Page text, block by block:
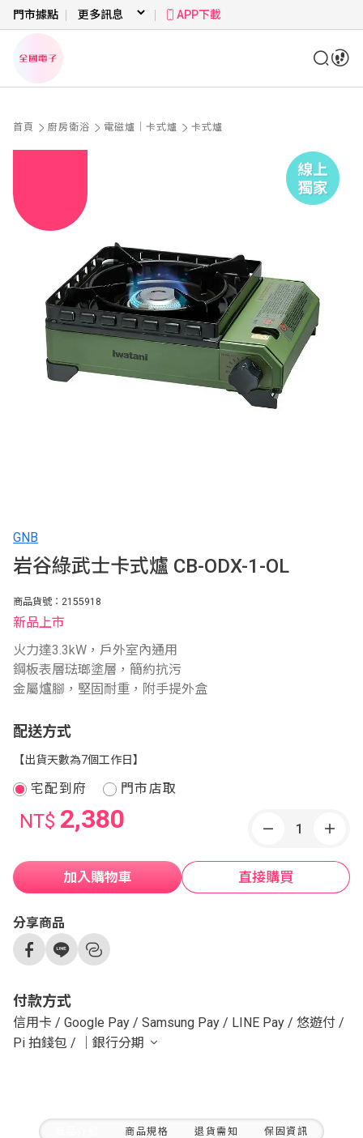
門市據點 APP下載
首頁 廚房衛浴 電磁爐｜卡式爐 卡式爐
GNB
岩谷綠武士卡式爐 CB-ODX-1-OL
商品貨號：2155918
新品上市
火力達3.3kW，戶外室內通用
鋼板表層琺瑯塗層，簡約抗污
金屬爐腳，堅固耐重，附手提外盒
配送方式
【出貨天數為7個工作日】
宅配到府 門市店取
NT$ 2,380
加入購物車 直接購買
分享商品
付款方式
信用卡 / Google Pay / Samsung Pay / LINE Pay / 悠遊付 /
Pi 拍錢包 / ｜銀行分期
商品規格 退貨需知 保固資訊